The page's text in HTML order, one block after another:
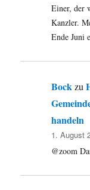
Einer, der
Kanzler.
Ende Juni
Bockzu
handeln
1. August
@zoom